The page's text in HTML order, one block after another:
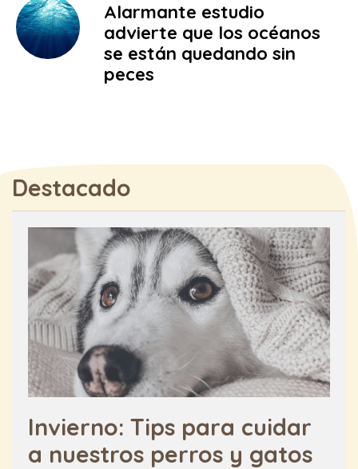
Alarmante estudio
advierte que los océanos
se están quedando sin
peces
Destacado
Invierno: Tips para cuidar
a nuestros perros y gatos